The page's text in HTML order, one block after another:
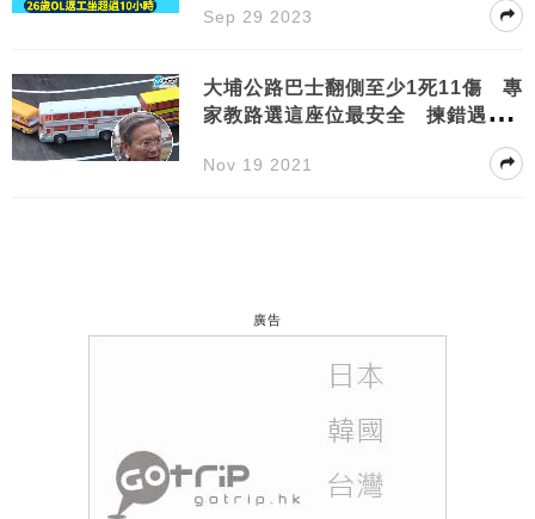
Sep 29 2023
大埔公路巴士翻側至少1死11傷 專
家教路選這座位最安全 揀錯遇意
Nov 19 2021
廣告